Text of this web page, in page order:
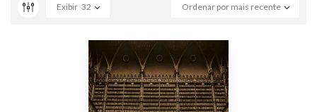
Ordenar por mais recente
Exibir 32